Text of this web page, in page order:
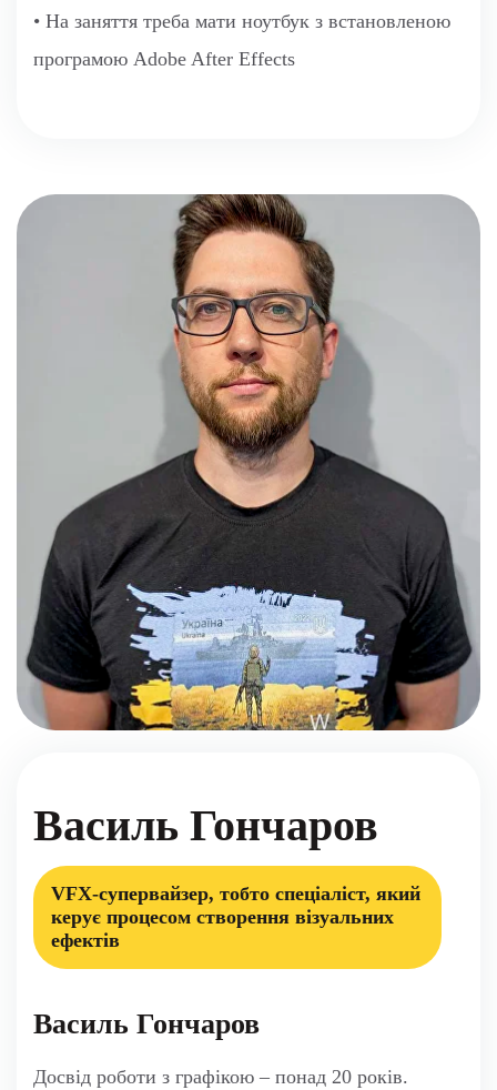
• На заняття треба мати ноутбук з встановленою
програмою Adobe After Effects
Василь Гончаров
VFX-супервайзер, тобто спеціаліст, який
керує процесом створення візуальних
ефектів
Василь Гончаров
Досвід роботи з графікою – понад 20 років.